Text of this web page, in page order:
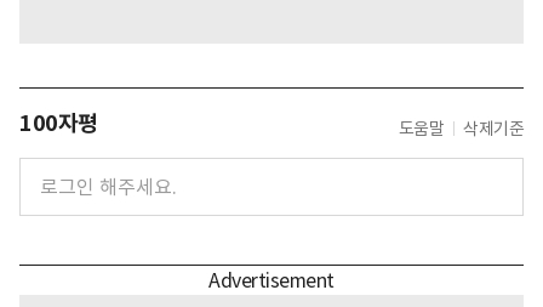
100자평 도움말 삭제기준